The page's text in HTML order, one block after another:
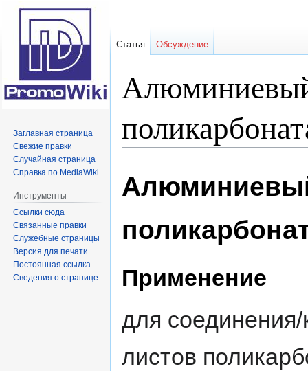
навигации
поиску
Применение
для
листов
Статья Обсуждение
Заглавная страница
Свежие правки
Случайная страница
Справка по MediaWiki
Инструменты
Ссылки сюда
Связанные правки
Служебные страницы
Версия для печати
Постоянная ссылка
Сведения о странице